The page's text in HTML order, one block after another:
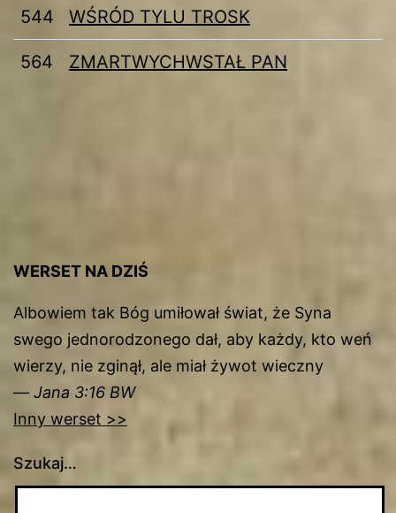
544 WŚRÓD TYLU TROSK
564 ZMARTWYCHWSTAŁ PAN
WERSET NA DZIŚ
Albowiem tak Bóg umiłował świat, że Syna
swego jednorodzonego dał, aby każdy, kto weń
wierzy, nie zginął, ale miał żywot wieczny
— Jana 3:16 BW
Inny werset >>
Szukaj…